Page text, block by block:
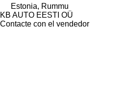
Estonia, Rummu
KB AUTO EESTI OÜ
Contacte con el vendedor